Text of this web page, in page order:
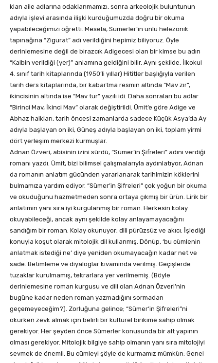
klan aile adlarına odaklanmamızı, sonra arkeolojik buluntunun
adıyla işlevi arasında ilişki kurduğumuzda doğru bir okuma
yapabileceğimizi öğretti. Mesela, Sümerler’in ünlü helezonik
tapınağına “Zigurat” adı verildiğini hepimiz biliyoruz. Öyle
derinlemesine değil de birazcık Adigecesi olan bir kimse bu adın
“Kalbin verildiği (yer)” anlamına geldiğini bilir. Aynı şekilde, İlkokul
4. sınıf tarih kitaplarında (1950’li yıllar) Hititler başlığıyla verilen
tarih ders kitaplarında, bir kabartma resmin altında “Mav zır”,
ikincisinin altında ise “Mav tur” yazılı idi. Daha sonraları bu adlar
“Birinci Mav, İkinci Mav” olarak değiştirildi. Ümit’e göre Adige ve
Abhaz halkları, tarih öncesi zamanlarda sadece Küçük Asya’da Ay
adıyla başlayan on iki, Güneş adıyla başlayan on iki, toplam yirmi
dört yerleşim merkezi kurmuşlar.
Adnan Özveri, abisinin izini sürdü, “Sümer’in Şifreleri” adını verdiği
romanı yazdı. Ümit, bizi bilimsel çalışmalarıyla aydınlatıyor, Adnan
da romanın anlatım gücünden yararlanarak tarihimizin köklerini
bulmamıza yardım ediyor. “Sümer’in Şifreleri” çok yoğun bir okuma
ve okuduğunu hazmetmeden sonra ortaya çıkmış bir ürün. Lirik bir
anlatımın yanı sıra iyi kurgulanmış bir roman. Herkesin kolay
okuyabileceği, ancak aynı şekilde kolay anlayamayacağını
sandığım bir roman. Kolay okunuyor; dili pürüzsüz ve akıcı. İşlediği
konuyla koşut olarak mitolojik dil kullanmış. Dönüp, ‘bu cümlenin
anlatmak istediği ne’ diye yeniden okumayacağın kadar net ve
sade. Betimleme ve diyaloglar kıvamında verilmiş. Geçişlerde
tuzaklar kurulmamış, tekrarlara yer verilmemiş. (Böyle
derinlemesine roman kurgusu ve dili olan Adnan Özveri’nin
bugüne kadar neden roman yazmadığını sormadan
geçemeyeceğim?). Zorluğuna gelince; “Sümer’in Şifreleri”ni
okurken zevk almak için belirli bir kültürel birikime sahip olmak
gerekiyor. Her şeyden önce Sümerler konusunda bir alt yapının
olması gerekiyor. Mitolojik bilgiye sahip olmanın yanı sıra mitolojiyi
sevmek de önemli. Bu cümleyi şöyle de kurmamız mümkün: Genel